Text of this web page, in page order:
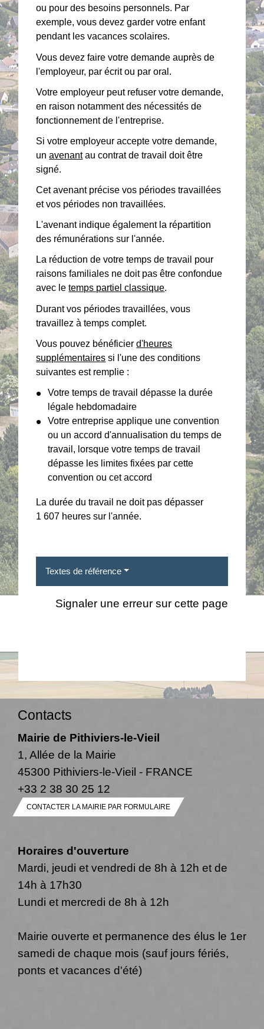
ou pour des besoins personnels. Par
exemple, vous devez garder votre enfant
pendant les vacances scolaires.
Vous devez faire votre demande auprès de
l'employeur, par écrit ou par oral.
Votre employeur peut refuser votre demande,
en raison notamment des nécessités de
fonctionnement de l'entreprise.
Si votre employeur accepte votre demande,
unavenantau contrat de travail doit être
signé.
Cet avenant précise vos périodes travaillées
et vos périodes non travaillées.
L'avenant indique également la répartition
des rémunérations sur l'année.
La réduction de votre temps de travail pour
raisons familiales ne doit pas être confondue
avec letemps partiel classique.
Durant vos périodes travaillées, vous
travaillez à temps complet.
Vous pouvez bénéficierd'heures
supplémentaires si l'une des conditions
suivantes est remplie :
Votre temps de travail dépasse la durée
légale hebdomadaire
Votre entreprise applique une convention
ou un accord d'annualisation du temps de
travail, lorsque votre temps de travail
dépasse les limites fixées par cette
convention ou cet accord
La durée du travail ne doit pas dépasser
1 607 heures sur l'année.
Textes de référence
Signaler une erreur sur cette page
Contacts
Mairie de Pithiviers-le-Vieil
1, Allée de la Mairie
45300 Pithiviers-le-Vieil - FRANCE
+33 2 38 30 25 12
CONTACTER LA MAIRIE PAR FORMULAIRE
Horaires d'ouverture
Mardi, jeudi et vendredi de 8h à 12h et de
14h à 17h30
Lundi et mercredi de 8h à 12h
Mairie ouverte et permanence des élus le 1er
samedi de chaque mois (sauf jours fériés,
ponts et vacances d'été)